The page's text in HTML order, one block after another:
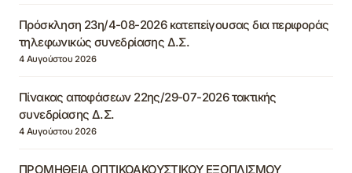
Πρόσκληση 23η/4-08-2026 κατεπείγουσας δια περιφοράς
τηλεφωνικώς συνεδρίασης Δ.Σ.
4 Αυγούστου 2026
Πίνακας αποφάσεων 22ης/29-07-2026 τακτικής
συνεδρίασης Δ.Σ.
4 Αυγούστου 2026
ΠΡΟΜΗΘΕΙΑ ΟΠΤΙΚΟΑΚΟΥΣΤΙΚΟΥ ΕΞΟΠΛΙΣΜΟΥ